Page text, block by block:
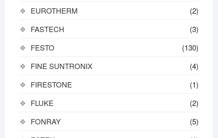
EUROTHERM
(2)
FASTECH
(3)
FESTO
(130)
FINE SUNTRONIX
(4)
FIRESTONE
(1)
FLUKE
(2)
FONRAY
(5)